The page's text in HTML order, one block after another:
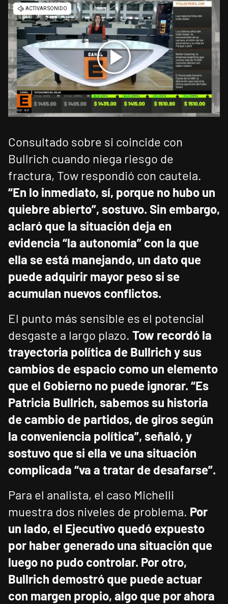
Consultado sobre si coincide con
Bullrich cuando niega riesgo de
fractura, Tow respondió con cautela.
“En lo inmediato, sí, porque no hubo un
quiebre abierto”, sostuvo. Sin embargo,
aclaró que la situación deja en
evidencia “la autonomía” con la que
ella se está manejando, un dato que
puede adquirir mayor peso si se
acumulan nuevos conflictos.
El punto más sensible es el potencial
desgaste a largo plazo. Tow recordó la
trayectoria política de Bullrich y sus
cambios de espacio como un elemento
que el Gobierno no puede ignorar. “Es
Patricia Bullrich, sabemos su historia
de cambio de partidos, de giros según
la conveniencia política”, señaló, y
sostuvo que si ella ve una situación
complicada “va a tratar de desafarse”.
Para el analista, el caso Michelli
muestra dos niveles de problema. Por
un lado, el Ejecutivo quedó expuesto
por haber generado una situación que
luego no pudo controlar. Por otro,
Bullrich demostró que puede actuar
con margen propio, algo que por ahora